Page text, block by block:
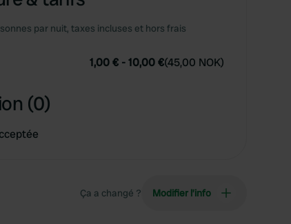
par nuit, taxes incluses et hors frais
1,00 € -10,00 €(45,00 NOK)
(0)
Ça a changé ? Modifier l’info